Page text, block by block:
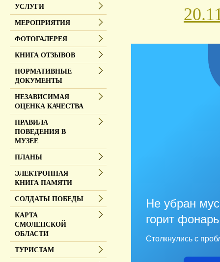
Не убран
горит
Столкнулись с
УСЛУГИ
МЕРОПРИЯТИЯ
ФОТОГАЛЕРЕЯ
КНИГА ОТЗЫВОВ
НОРМАТИВНЫЕ
ДОКУМЕНТЫ
НЕЗАВИСИМАЯ
ОЦЕНКА КАЧЕСТВА
ПРАВИЛА
ПОВЕДЕНИЯ В
МУЗЕЕ
ПЛАНЫ
ЭЛЕКТРОННАЯ
КНИГА ПАМЯТИ
СОЛДАТЫ ПОБЕДЫ
КАРТА
СМОЛЕНСКОЙ
ОБЛАСТИ
ТУРИСТАМ